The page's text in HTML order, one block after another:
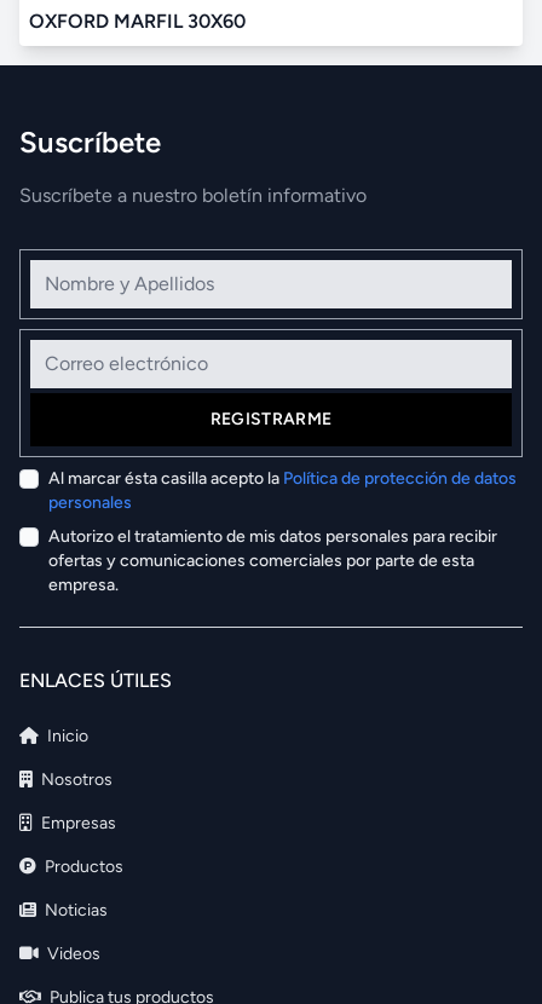
OXFORD MARFIL 30X60
Suscríbete
Suscríbete a nuestro boletín informativo
Nombre y Apellidos
Correo electrónico
REGISTRARME
Al marcar ésta casilla acepto la Política de protección de datos
personales
Autorizo el tratamiento de mis datos personales para recibir
ofertas y comunicaciones comerciales por parte de esta
empresa.
ENLACES ÚTILES
Inicio
Nosotros
Empresas
Productos
Noticias
Videos
Publica tus productos